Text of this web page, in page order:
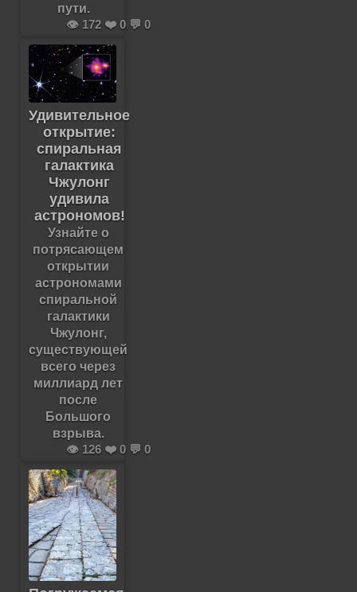
пути.
👁️ 172 ❤️ 0 💬 0
Удивительное
открытие:
спиральная
галактика
Чжулонг
удивила
астрономов!
Узнайте о
потрясающем
открытии
астрономами
спиральной
галактики
Чжулонг,
существующей
всего через
миллиард лет
после
Большого
взрыва.
👁️ 126 ❤️ 0 💬 0